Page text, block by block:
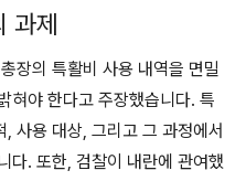
과제
장의 특활비 사용 내역을 면밀
혀야 한다고 주장했습니다. 특
사용 대상, 그리고 그 과정에서
다. 또한, 검찰이 내란에 관여했